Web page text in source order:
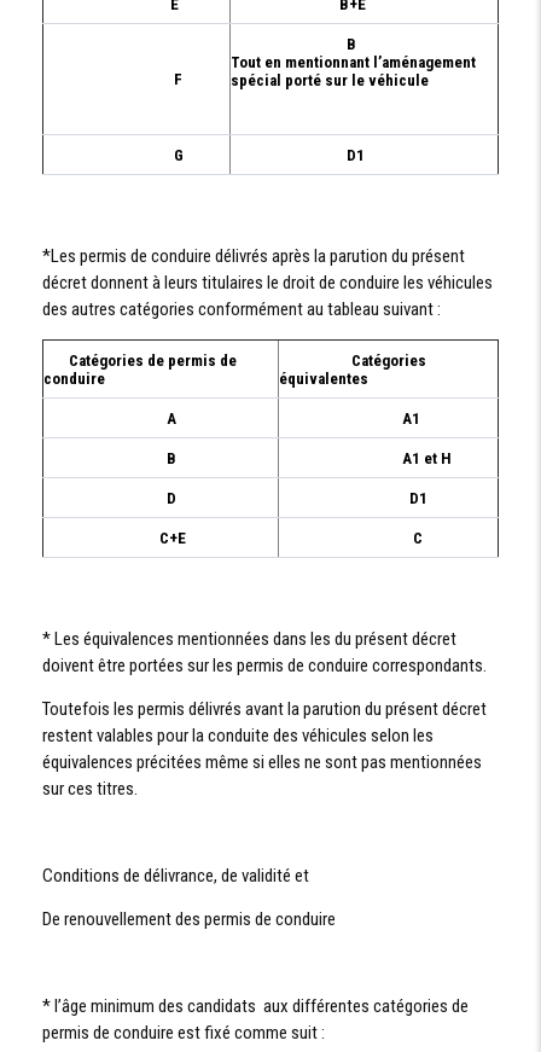
E B+E
F
B
Tout en mentionnant l’aménagement
spécial porté sur le véhicule
G D1
*Les permis de conduire délivrés après la parution du présent
décret donnent à leurs titulaires le droit de conduire les véhicules
des autres catégories conformément au tableau suivant :
Catégories de permis de
conduire
Catégories
équivalentes
A A1
B A1 et H
D D1
C+E C
* Les équivalences mentionnées dans les du présent décret
doivent être portées sur les permis de conduire correspondants.
Toutefois les permis délivrés avant la parution du présent décret
restent valables pour la conduite des véhicules selon les
équivalences précitées même si elles ne sont pas mentionnées
sur ces titres.
Conditions de délivrance, de validité et
De renouvellement des permis de conduire
* l’âge minimum des candidats aux différentes catégories de
permis de conduire est fixé comme suit :